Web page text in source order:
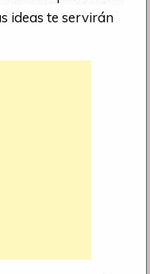
ideas te servirán